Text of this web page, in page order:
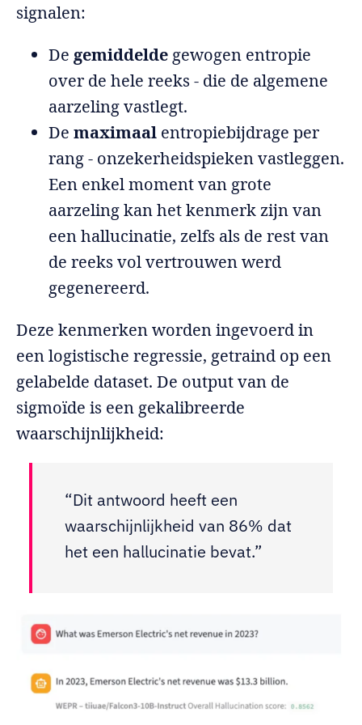
signalen:
De gemiddelde gewogen entropie
over de hele reeks - die de algemene
aarzeling vastlegt.
Demaximaal entropiebijdrage per
rang - onzekerheidspieken vastleggen.
Een enkel moment van grote
aarzeling kan het kenmerk zijn van
een hallucinatie, zelfs als de rest van
de reeks vol vertrouwen werd
gegenereerd.
Deze kenmerken worden ingevoerd in
een logistische regressie, getraind op een
gelabelde dataset. De output van de
sigmoïde is een gekalibreerde
waarschijnlijkheid:
“Dit antwoord heeft een
waarschijnlijkheid van 86% dat
het een hallucinatie bevat.”